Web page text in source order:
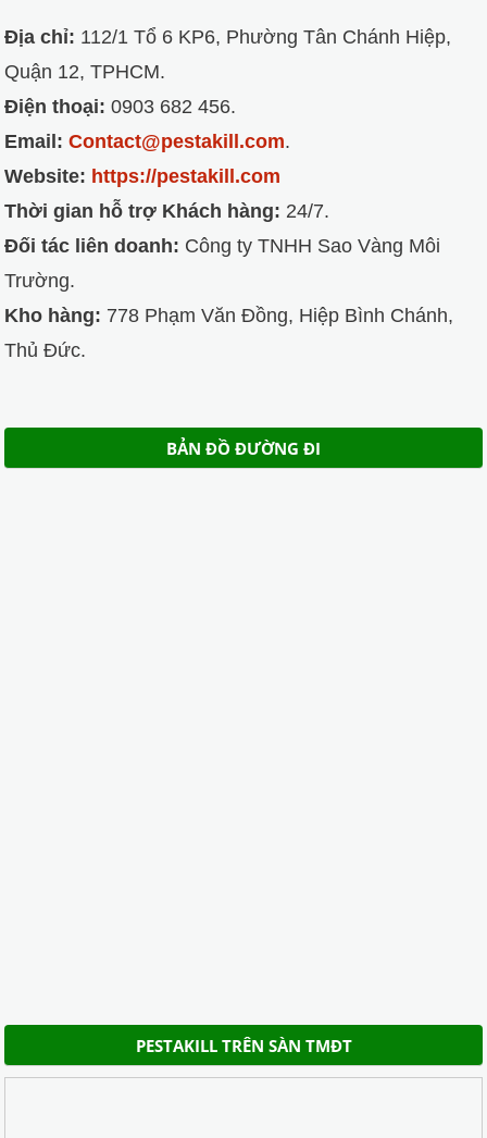
Địa chỉ: 112/1 Tổ 6 KP6, Phường Tân Chánh Hiệp,
Quận 12, TPHCM.
Điện thoại: 0903 682 456.
Email: Contact@pestakill.com.
Website: https://pestakill.com
Thời gian hỗ trợ Khách hàng: 24/7.
Đối tác liên doanh: Công ty TNHH Sao Vàng Môi
Trường.
Kho hàng: 778 Phạm Văn Đồng, Hiệp Bình Chánh,
Thủ Đức.
BẢN ĐỒ ĐƯỜNG ĐI
PESTAKILL TRÊN SÀN TMĐT